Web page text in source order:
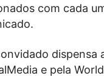
com cada
dispensa
e pela